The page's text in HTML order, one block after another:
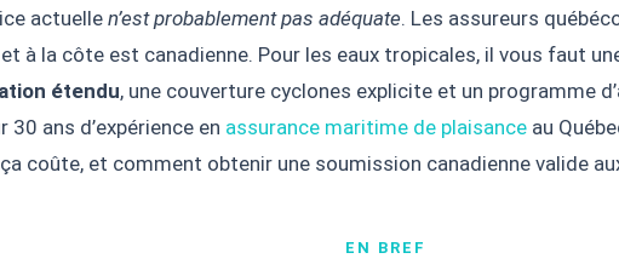
actuelle n’est probablement pas adéquate. Les assureurs
à la côte est canadienne. Pour les eaux tropicales, il vous faut
étendu, une couverture cyclones explicite et un programme
ans d’expérience en assurance maritime de plaisance au
coûte, et comment obtenir une soumission canadienne valide
EN BREF